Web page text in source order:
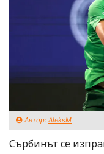
Автор: AleksM
Сърбинът се